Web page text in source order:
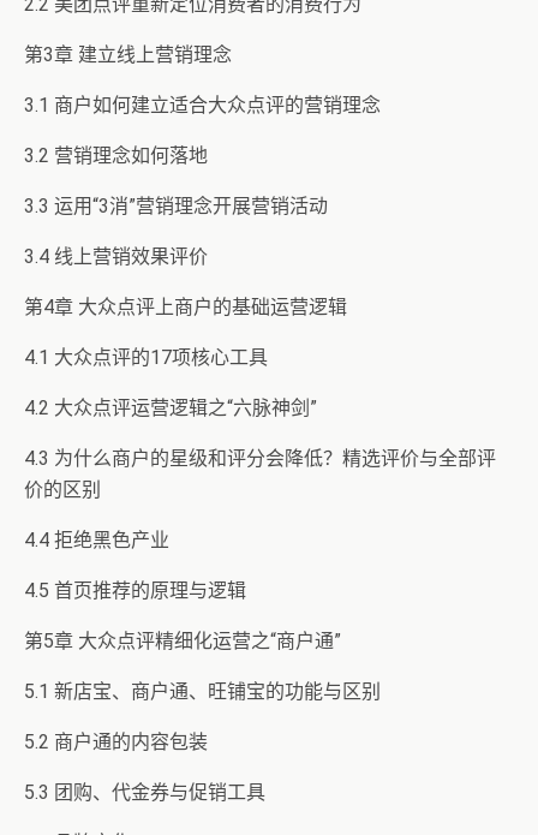
第3章 建立线上营销理念
3.1 商户如何建立适合大众点评的营销理念
3.2 营销理念如何落地
3.3 运用“3消”营销理念开展营销活动
3.4 线上营销效果评价
第4章 大众点评上商户的基础运营逻辑
4.1 大众点评的17项核心工具
4.2 大众点评运营逻辑之“六脉神剑”
4.3 为什么商户的星级和评分会降低？精选评价与全部评
价的区别
4.4 拒绝黑色产业
4.5 首页推荐的原理与逻辑
第5章 大众点评精细化运营之“商户通”
5.1 新店宝、商户通、旺铺宝的功能与区别
5.2 商户通的内容包装
5.3 团购、代金券与促销工具